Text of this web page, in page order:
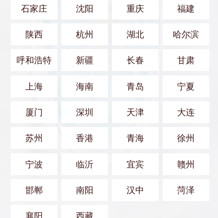
石家庄 沈阳 重庆 福建
陕西 杭州 湖北 哈尔滨
呼和浩特 新疆 长春 甘肃
上海 海南 青岛 宁夏
厦门 深圳 天津 大连
苏州 香港 青海 徐州
宁波 临沂 宜宾 赣州
邯郸 南阳 汉中 菏泽
襄阳 西藏